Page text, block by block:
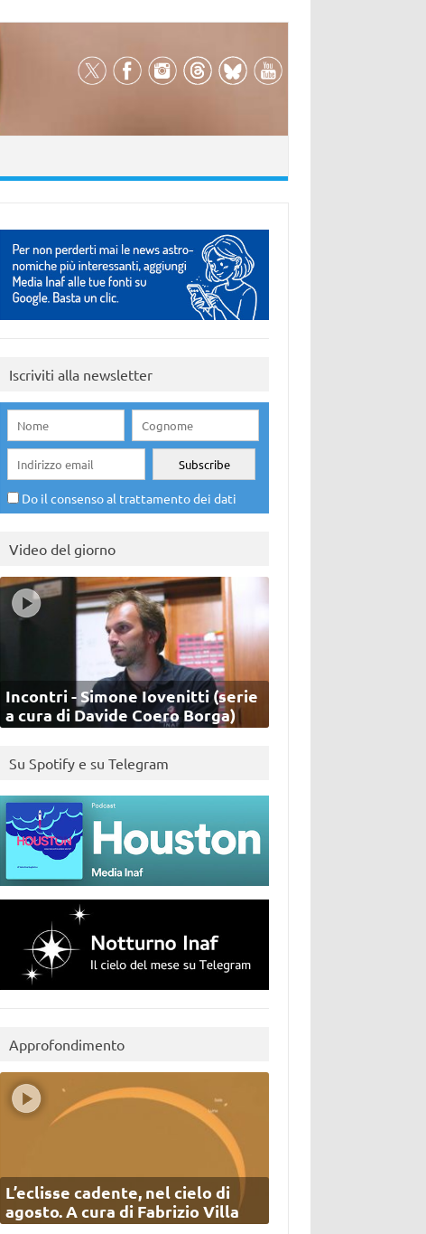
Iscriviti alla newsletter
Do il consenso al trattamento dei dati
Video del giorno
Incontri - Simone Iovenitti (serie
a cura di Davide Coero Borga)
Su Spotify e su Telegram
Approfondimento
L’eclisse cadente, nel cielo di
agosto. A cura di Fabrizio Villa